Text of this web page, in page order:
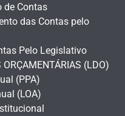
de Contas
das Contas pelo
Pelo Legislativo
ORÇAMENTÁRIAS (LDO)
(PPA)
(LOA)